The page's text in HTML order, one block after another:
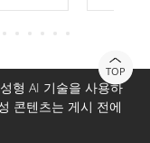
TOP
형 AI 기술을 사용하
콘텐츠는 게시 전에